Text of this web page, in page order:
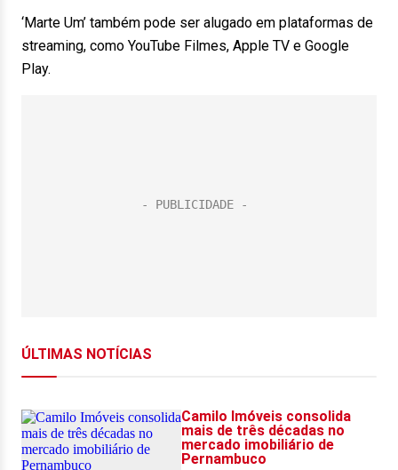
‘Marte Um’ também pode ser alugado em plataformas de
streaming, como YouTube Filmes, Apple TV e Google
Play.